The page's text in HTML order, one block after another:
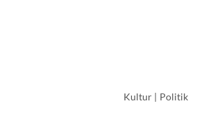
Kultur | Politik